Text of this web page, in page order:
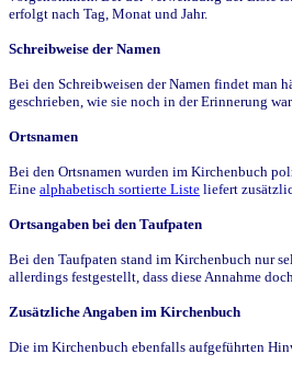
erfolgt nach Tag, Monat und Jahr.
Schreibweise der Namen
Bei den Schreibweisen der Namen findet man
geschrieben, wie sie noch in der Erinnerung
Ortsnamen
Bei den Ortsnamen wurden im Kirchenbuch
Eine alphabetisch sortierte Liste liefert
Ortsangaben bei den Taufpaten
Bei den Taufpaten stand im Kirchenbuch nur
allerdings festgestellt, dass diese Annahme
Zusätzliche Angaben im Kirchenbuch
Die im Kirchenbuch ebenfalls aufgeführten